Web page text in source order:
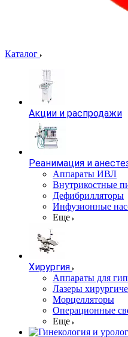
Каталог
Акции и распродажи
Реанимация и
Аппараты ИВЛ
Внутрикостные
Дефибрилляторы
Инфузионные
Еще
Хирургия
Аппараты для
Лазеры
Морцелляторы
Операционные
Еще